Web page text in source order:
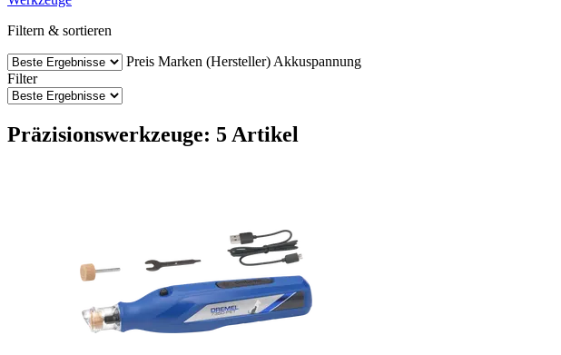
Filtern & sortieren
Preis Marken (Hersteller) Akkuspannung
Filter
Präzisionswerkzeuge: 5 Artikel